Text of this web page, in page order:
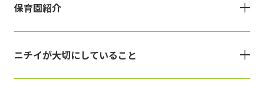
保育園紹介
ニチイが大切にしていること